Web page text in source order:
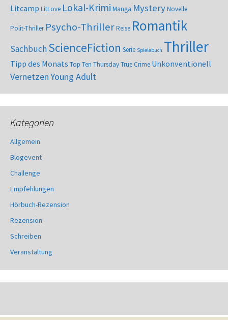
Litcamp LitLove Lokal-Krimi Manga MysteryNovelle
Polit-Thriller Psycho-ThrillerReise Romantik
SachbuchScienceFiction Serie Spielebuch Thriller
Tipp des Monats Top Ten ThursdayTrue Crime Unkonventionell
VernetzenYoung Adult
Kategorien
Allgemein
Blogevent
Challenge
Empfehlungen
Hörbuch-Rezension
Rezension
Schreiben
Veranstaltung